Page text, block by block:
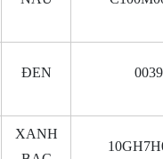
ĐEN
XANH